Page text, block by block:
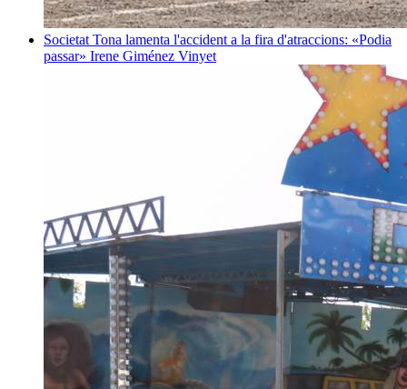
Societat Tona lamenta l'accident a la fira d'atraccions: «Podia
passar» Irene Giménez Vinyet